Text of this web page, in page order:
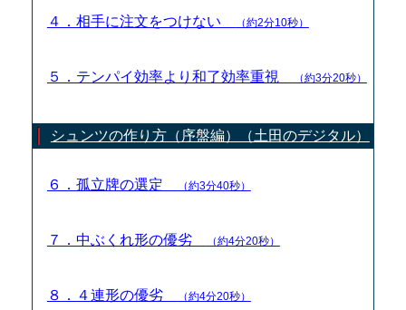
４．相手に注文をつけない （約2分10秒）
５．テンパイ効率より和了効率重視 （約3分20秒）
シュンツの作り方（序盤編）（土田のデジタル）
６．孤立牌の選定 （約3分40秒）
７．中ぶくれ形の優劣 （約4分20秒）
８．４連形の優劣 （約4分20秒）